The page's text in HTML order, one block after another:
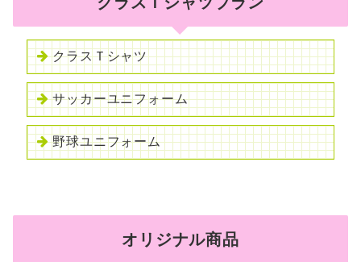
クラスＴシャツ
サッカーユニフォーム
野球ユニフォーム
オリジナル商品